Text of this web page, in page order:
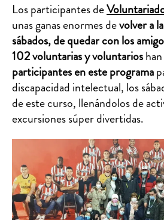
Los participantes de
unas ganas enormes devolver a
sábados, de quedar con los
102 voluntarias y voluntarios
participantes en este programa
discapacidad intelectual, los
de este curso, llenándolos de
excursiones súper divertidas.